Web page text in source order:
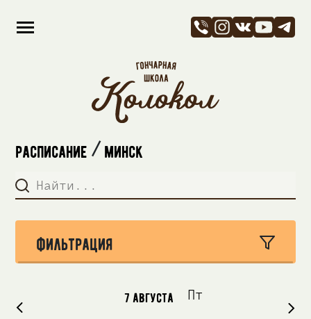
расписание / Минск
фильтрация
7 августа Пт